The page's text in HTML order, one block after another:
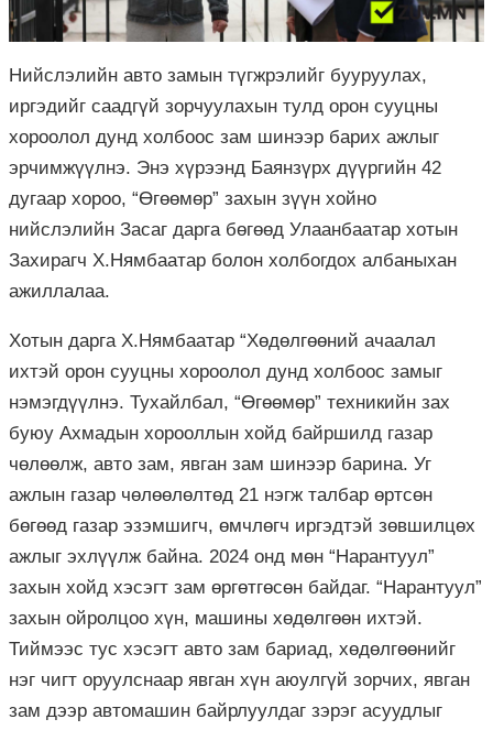
Нийслэлийн авто замын түгжрэлийг бууруулах,
иргэдийг саадгүй зорчуулахын тулд орон сууцны
хороолол дунд холбоос зам шинээр барих ажлыг
эрчимжүүлнэ. Энэ хүрээнд Баянзүрх дүүргийн 42
дугаар хороо, “Өгөөмөр” захын зүүн хойно
нийслэлийн Засаг дарга бөгөөд Улаанбаатар хотын
Захирагч Х.Нямбаатар болон холбогдох албаныхан
ажиллалаа.
Хотын дарга Х.Нямбаатар “Хөдөлгөөний ачаалал
ихтэй орон сууцны хороолол дунд холбоос замыг
нэмэгдүүлнэ. Тухайлбал, “Өгөөмөр” техникийн зах
буюу Ахмадын хорооллын хойд байршилд газар
чөлөөлж, авто зам, явган зам шинээр барина. Уг
ажлын газар чөлөөлөлтөд 21 нэгж талбар өртсөн
бөгөөд газар эзэмшигч, өмчлөгч иргэдтэй зөвшилцөх
ажлыг эхлүүлж байна. 2024 онд мөн “Нарантуул”
захын хойд хэсэгт зам өргөтгөсөн байдаг. “Нарантуул”
захын ойролцоо хүн, машины хөдөлгөөн ихтэй.
Тиймээс тус хэсэгт авто зам бариад, хөдөлгөөнийг
нэг чигт оруулснаар явган хүн аюулгүй зорчих, явган
зам дээр автомашин байрлуулдаг зэрэг асуудлыг